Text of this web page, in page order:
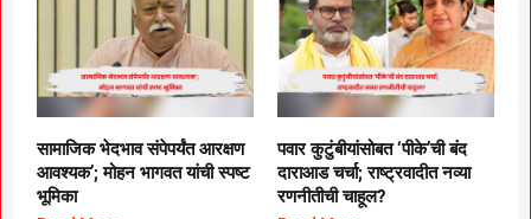
सामाजिक भेदभाव संपेपर्यंत आरक्षण
आवश्यक’; मोहन भागवत यांची स्पष्ट
भूमिका
पवार कुटुंबीयांसोबत ‘पीके’ची बंद
दाराआड चर्चा; राष्ट्रवादीत नव्या
रणनीतीची चाहूल?